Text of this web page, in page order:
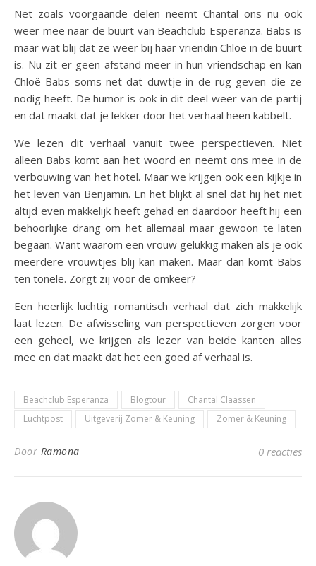
Net zoals voorgaande delen neemt Chantal ons nu ook
weer mee naar de buurt van Beachclub Esperanza. Babs is
maar wat blij dat ze weer bij haar vriendin Chloë in de buurt
is. Nu zit er geen afstand meer in hun vriendschap en kan
Chloë Babs soms net dat duwtje in de rug geven die ze
nodig heeft. De humor is ook in dit deel weer van de partij
en dat maakt dat je lekker door het verhaal heen kabbelt.
We lezen dit verhaal vanuit twee perspectieven. Niet
alleen Babs komt aan het woord en neemt ons mee in de
verbouwing van het hotel. Maar we krijgen ook een kijkje in
het leven van Benjamin. En het blijkt al snel dat hij het niet
altijd even makkelijk heeft gehad en daardoor heeft hij een
behoorlijke drang om het allemaal maar gewoon te laten
begaan. Want waarom een vrouw gelukkig maken als je ook
meerdere vrouwtjes blij kan maken. Maar dan komt Babs
ten tonele. Zorgt zij voor de omkeer?
Een heerlijk luchtig romantisch verhaal dat zich makkelijk
laat lezen. De afwisseling van perspectieven zorgen voor
een geheel, we krijgen als lezer van beide kanten alles
mee en dat maakt dat het een goed af verhaal is.
Beachclub Esperanza Blogtour
Chantal Claassen
Luchtpost
Uitgeverij Zomer & Keuning Zomer & Keuning
Door Ramona 0 reacties